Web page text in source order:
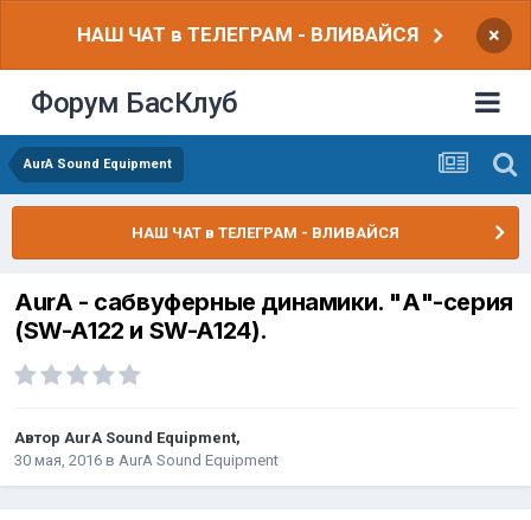
НАШ ЧАТ в ТЕЛЕГРАМ - ВЛИВАЙСЯ ×
Форум БасКлуб
AurA Sound Equipment
НАШ ЧАТ в ТЕЛЕГРАМ - ВЛИВАЙСЯ
AurA - сабвуферные динамики. "А"-серия
(SW-A122 и SW-A124).
Автор AurA Sound Equipment,
30 мая, 2016 в AurA Sound Equipment